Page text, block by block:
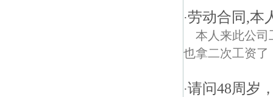
·劳动合同,本
本人来此公司
也拿二次工资了
·请问48周岁